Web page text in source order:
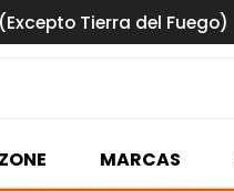
(Excepto Tierra del Fuego)
MARCAS